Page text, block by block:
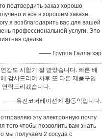
подтвердить заказ хорошо
и все в хорошем заказе.
я возблагодарить вас для вашей
профессиональной услуги. Это
сделка.
—— Группа Галлагхэр
강도 시험기 잘 받았습니다. 빠른 배
감사드리며 차후 또 다른 제품구입
연락드리겠습니다.
—— 유진코퍼레이션에 황동익입니다.
эту электронную почту
того чтобы позволить вам знать
мы получаем 2 сосуда с